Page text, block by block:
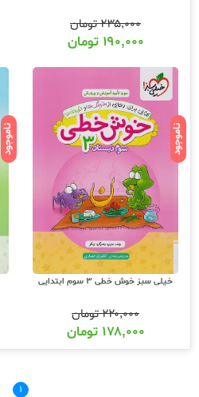
۲۳۵,۰۰۰تومان
۱۹۰,۰۰۰ تومان
ناموجود
خیلی سبز خوش خطی 3 سوم ابتدایی
۲۲۰,۰۰۰تومان
۱۷۸,۰۰۰ تومان
ناموجود
۱